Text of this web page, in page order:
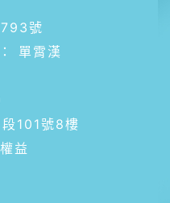
號
單霄漢
101號8樓
益